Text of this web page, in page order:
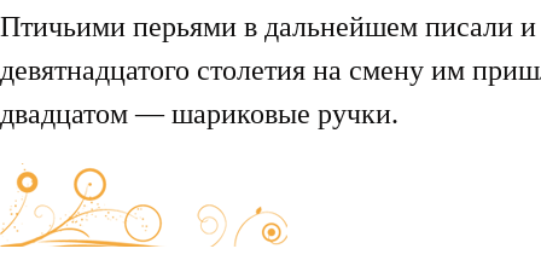
Птичьими перьями в дальнейшем писали
девятнадцатого столетия на смену им
двадцатом — шариковые ручки.